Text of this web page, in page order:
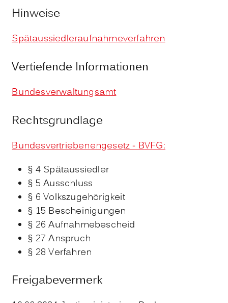
Hinweise
Spätaussiedleraufnahmeverfahren
Vertiefende Informationen
Bundesverwaltungsamt
Rechtsgrundlage
Bundesvertriebenengesetz - BVFG:
§ 4 Spätaussiedler
§ 5 Ausschluss
§ 6 Volkszugehörigkeit
§ 15 Bescheinigungen
§ 26 Aufnahmebescheid
§ 27 Anspruch
§ 28 Verfahren
Freigabevermerk